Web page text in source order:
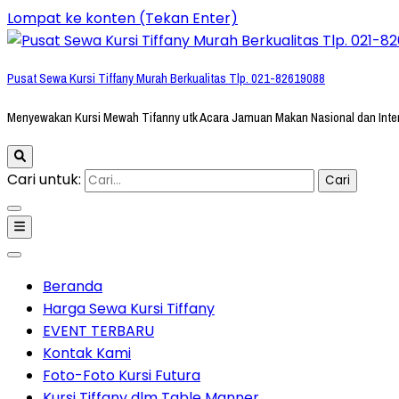
Lompat ke konten (Tekan Enter)
Pusat Sewa Kursi Tiffany Murah Berkualitas Tlp. 021-82619088
Menyewakan Kursi Mewah Tifanny utk Acara Jamuan Makan Nasional dan
Cari untuk:
Beranda
Harga Sewa Kursi Tiffany
EVENT TERBARU
Kontak Kami
Foto-Foto Kursi Futura